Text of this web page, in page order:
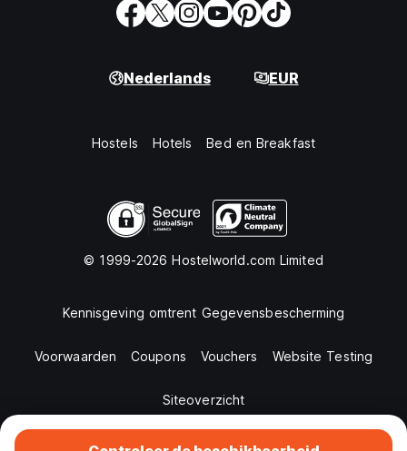
Nederlands EUR
Hostels Hotels Bed en Breakfast
© 1999-2026 Hostelworld.com Limited
Kennisgeving omtrent Gegevensbescherming
Voorwaarden Coupons Vouchers Website Testing
Siteoverzicht